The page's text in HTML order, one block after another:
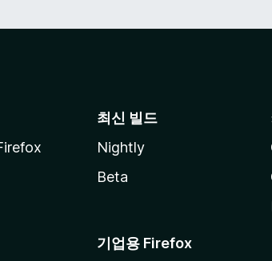
최신 빌드
Nightly
Beta
기업용 Firefox